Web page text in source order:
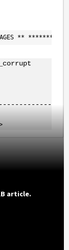
**
article.